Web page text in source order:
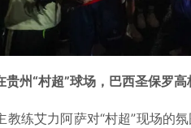
州“村超”球场，巴西圣保罗高
教练艾力阿萨对“村超”现场的